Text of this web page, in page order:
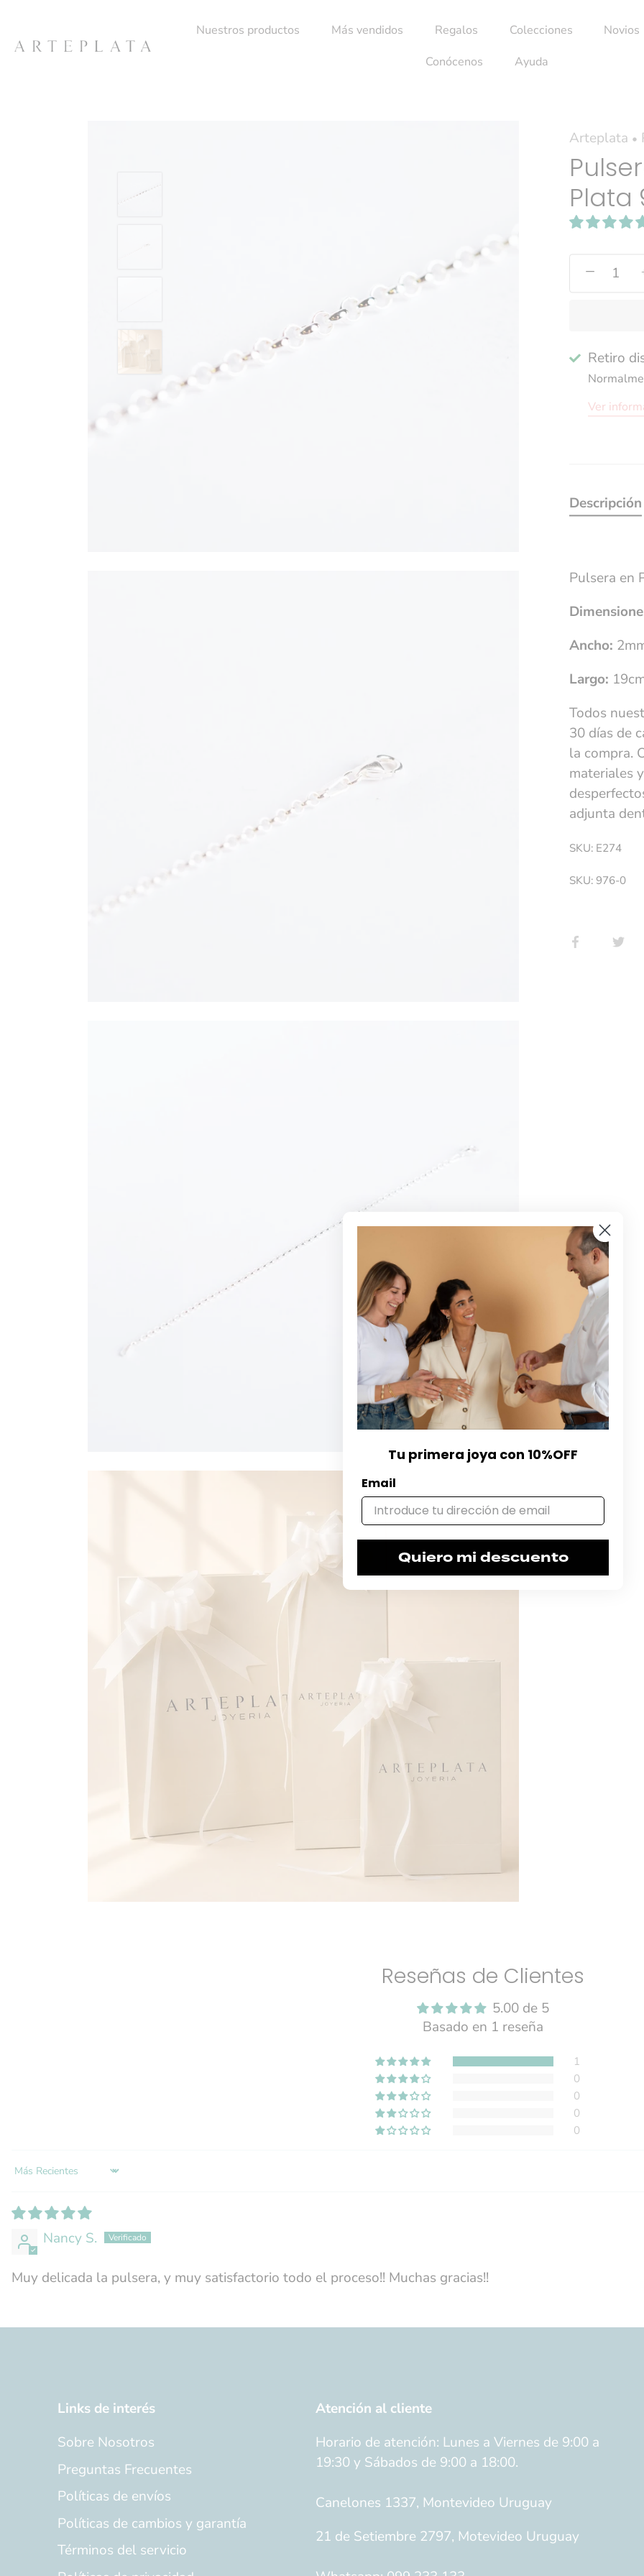
Nuestros productos Más vendidos Regalos Colecciones Novios
Conócenos Ayuda
Arteplata •
Plata
−
Retiro
Ver
Descripción
Pulsera en
Ancho:
Largo:
Todos
30 días de
la compra.
materiales
adjunta
SKU: E274
SKU: 976-0
Compartir
Reseñas de Clientes
5.00 de 5
Basado en 1 reseña
1
0
0
0
0
SORT BY
Nancy S.
Muy delicada la pulsera, y muy satisfactorio todo el proceso!! Muchas gracias!!
Links de interés
Sobre Nosotros
Preguntas Frecuentes
Políticas de envíos
Políticas de cambios y garantía
Términos del servicio
Atención al cliente
Horario de atención: Lunes a Viernes de 9:00 a
19:30 y Sábados de 9:00 a 18:00.
Canelones 1337, Montevideo Uruguay
21 de Setiembre 2797, Motevideo Uruguay
Tu primera joya con 10%OFF
Email
Quiero mi descuento